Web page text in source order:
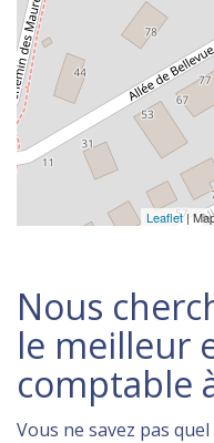
Leaflet|
Nous
le meilleur
comptable
Vous ne savez pas